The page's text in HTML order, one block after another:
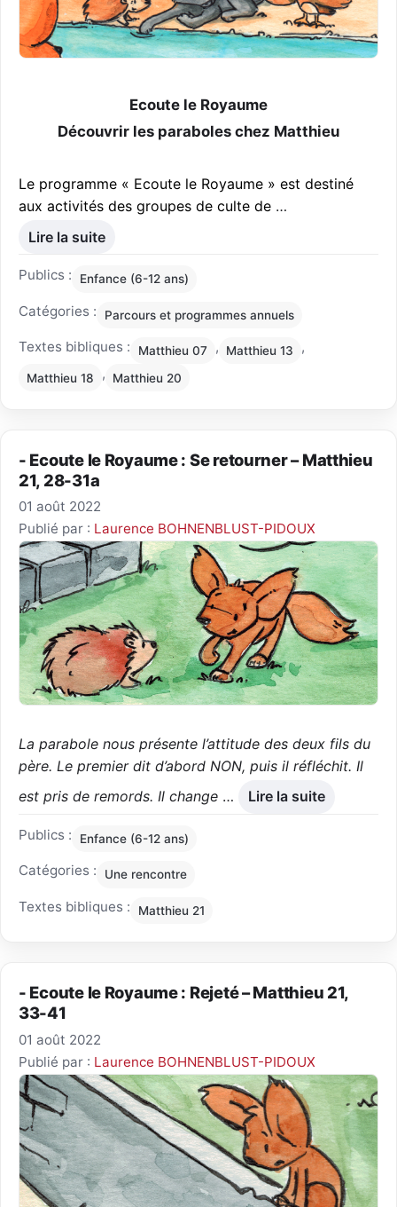
Ecoute le Royaume
Découvrir les paraboles chez Matthieu
Le programme « Ecoute le Royaume » est destiné
aux activités des groupes de culte de …
Lire la suite
Publics : Enfance (6-12 ans)
Catégories : Parcours et programmes annuels
Textes bibliques : Matthieu 07 , Matthieu 13 ,
Matthieu 18 , Matthieu 20
- Ecoute le Royaume : Se retourner – Matthieu
21, 28-31a
01 août 2022
Publié par : Laurence BOHNENBLUST-PIDOUX
La parabole nous présente l’attitude des deux fils du
père. Le premier dit d’abord NON, puis il réfléchit. Il
est pris de remords. Il change … Lire la suite
Publics : Enfance (6-12 ans)
Catégories : Une rencontre
Textes bibliques : Matthieu 21
- Ecoute le Royaume : Rejeté – Matthieu 21,
33-41
01 août 2022
Publié par : Laurence BOHNENBLUST-PIDOUX